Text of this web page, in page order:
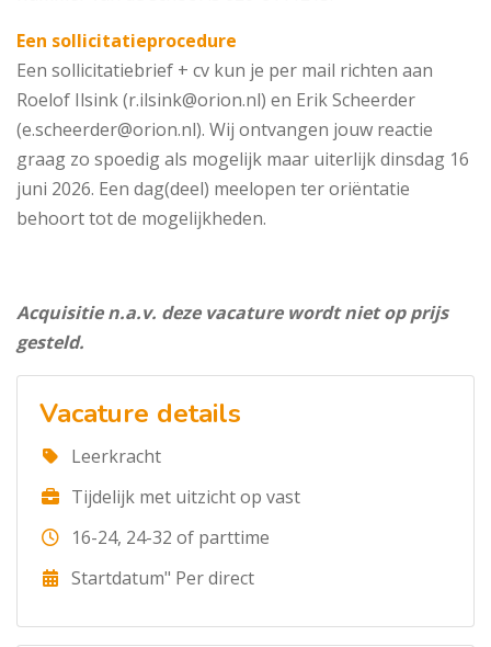
Een sollicitatieprocedure
Een sollicitatiebrief + cv kun je per mail richten aan
Roelof Ilsink (r.ilsink@orion.nl) en Erik Scheerder
(e.scheerder@orion.nl). Wij ontvangen jouw reactie
graag zo spoedig als mogelijk maar uiterlijk dinsdag 16
juni 2026. Een dag(deel) meelopen ter oriëntatie
behoort tot de mogelijkheden.
Acquisitie n.a.v. deze vacature wordt niet op prijs
gesteld.
Vacature details
Leerkracht
Tijdelijk met uitzicht op vast
16-24, 24-32 of parttime
Startdatum" Per direct